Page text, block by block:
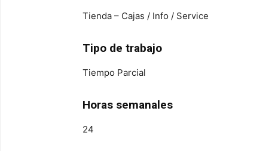
Tienda – Cajas / Info / Service
Tipo de trabajo
Tiempo Parcial
Horas semanales
24